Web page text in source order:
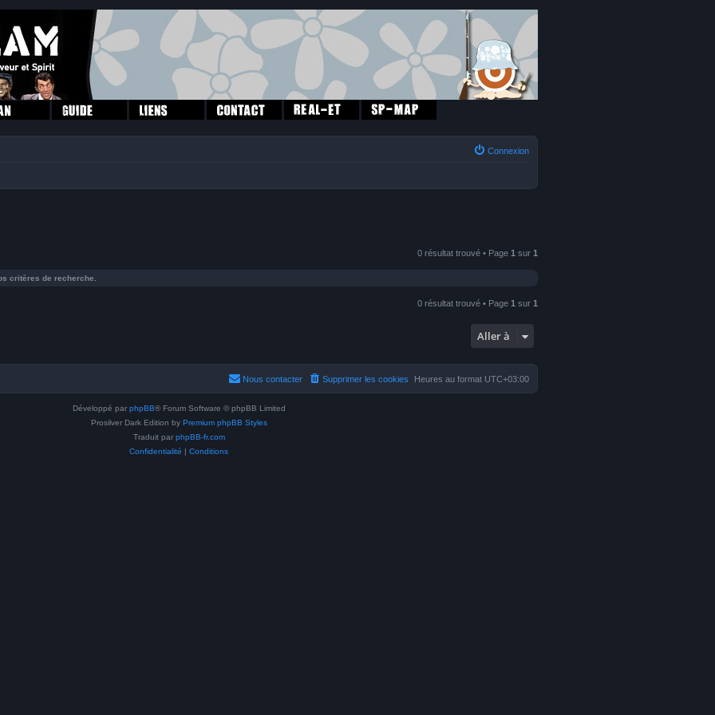
Connexion
0 résultat trouvé • Page 1 sur 1
critères de recherche.
0 résultat trouvé • Page 1 sur 1
Aller à
Heures au format UTC+03:00
Supprimer les cookies
Nous contacter
Développé par phpBB® Forum Software © phpBB Limited
Prosilver Dark Edition by Premium phpBB Styles
Traduit par phpBB-fr.com
Confidentialité | Conditions